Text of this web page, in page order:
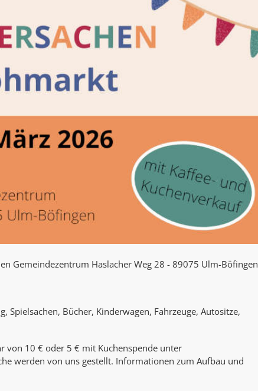
Gemeindezentrum Haslacher Weg 28 - 89075 Ulm-Böfingen
Spielsachen, Bücher, Kinderwagen, Fahrzeuge, Autositze,
von 10 € oder 5 € mit Kuchenspende unter
werden von uns gestellt. Informationen zum Aufbau und